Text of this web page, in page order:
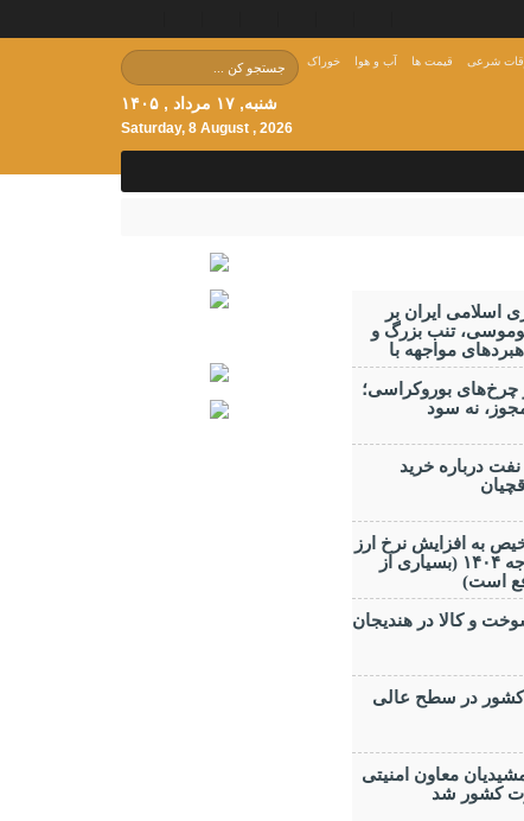
خوراک آب و هوا قیمت ها شرعی
شنبه, ۱۷ مرداد , ۱۴۰۵
Saturday, 8 August , 2026
اسلامی ایران بر
تنب بزرگ و‌
مواجهه با
چرخ‌های بوروکراسی؛
نه سود
نفت درباره خرید
به افزایش نرخ ارز
ترجیحی در بودجه ۱۴۰۴ (بسیاری از
است)
و کالا در هندیجان
کشور در سطح عالی
معاون امنیتی
کشور شد